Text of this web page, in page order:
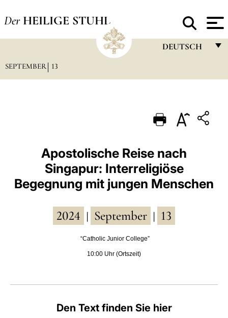
Der HEILIGE STUHL
DEUTSCH
PORTUGUÊS
ESPAÑOL
DEUTSCH
POLSKI
العربيّة
中文
SEPTEMBER 13
Apostolische Reise nach
Singapur: Interreligiöse
Begegnung mit jungen Menschen
2024 September 13
“Catholic Junior College”
10:00 Uhr (Ortszeit)
Den Text finden Sie hier